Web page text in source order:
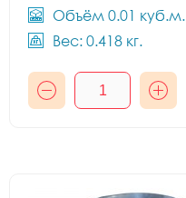
Объём 0.01 куб.м.
Вес: 0.418 кг.